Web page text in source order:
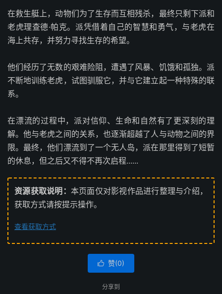
在救生艇上，动物们为了生存而互相残杀，最终只剩下派和
老虎理查德·帕克。派凭借着自己的智慧和勇气，与老虎在
海上共存，并努力寻找生存的希望。
他们经历了无数的艰难险阻，遭遇了风暴、饥饿和孤独。派
不断地训练老虎，试图驯服它，并与它建立起一种特殊的联
系。
在漂流的过程中，派对信仰、生命和自然有了更深刻的理
解。他与老虎之间的关系，也逐渐超越了人与动物之间的界
限。最终，他们漂流到了一个无人岛，派在那里得到了短暂
的休息，但之后又不得不再次启程......
资源获取说明： 本页面仅对影视作品进行整理与介绍，
获取方式请按提示操作。
查看获取方式
 赞(0)
分享到